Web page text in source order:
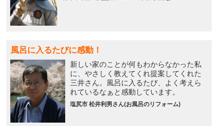
風呂に入るたびに感動！
新しい家のことが何もわからなかった私
に、やさしく教えてくれ提案してくれた
三井さん。風呂に入るたび、よく考えら
れているなぁと感動しています。
塩尻市 松井利男さん(お風呂のリフォーム)